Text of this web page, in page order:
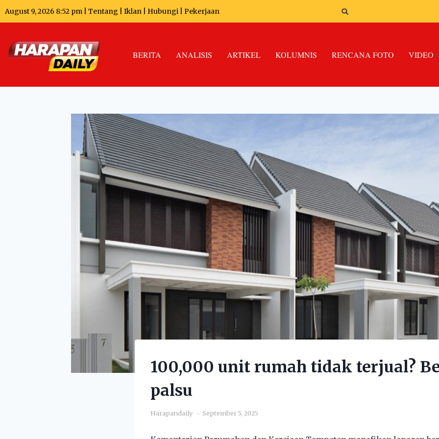
August 9, 2026 8:52 pm | Tentang Iklan Hubungi Pekerjaan
BERITA ANALISIS ARTIKEL KOLUMNIS RENCANA FOTO VIDEO
100,000 unit rumah tidak terjual?
palsu
Harapandaily September 5, 2025